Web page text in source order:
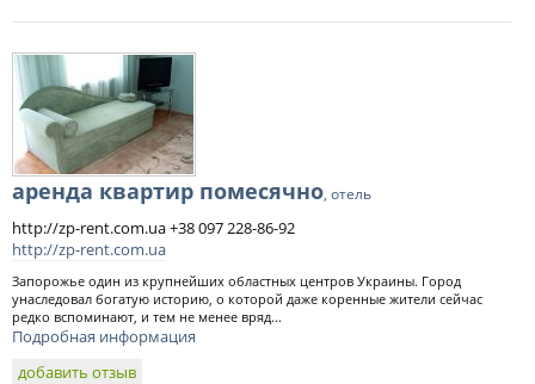
аренда квартир помесячно, отель
http://zp-rent.com.ua +38 097 228-86-92
http://zp-rent.com.ua
Запорожье один из крупнейших областных центров Украины. Город
унаследовал богатую историю, о которой даже коренные жители сейчас
редко вспоминают, и тем не менее вряд...
Подробная информация
добавить отзыв